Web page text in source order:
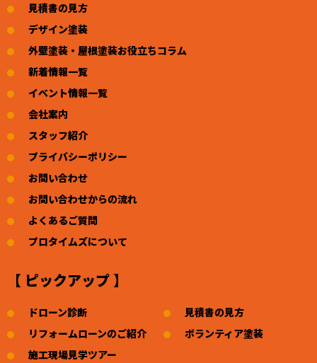
見積書の見方
デザイン塗装
外壁塗装・屋根塗装お役立ちコラム
新着情報一覧
イベント情報一覧
会社案内
スタッフ紹介
プライバシーポリシー
お問い合わせ
お問い合わせからの流れ
よくあるご質問
プロタイムズについて
【 ピックアップ 】
ドローン診断
リフォームローンのご紹介
見積書の見方
ボランティア塗装
施工現場見学ツアー